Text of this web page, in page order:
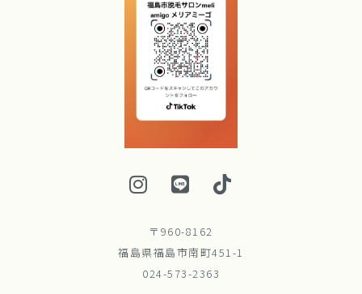
〒960-8162
福島県福島市南町451-1
024-573-2363